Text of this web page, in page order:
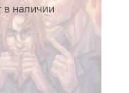
в наличии